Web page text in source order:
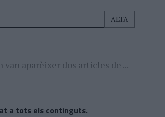
aparèixer dos articles de ...
a tots els continguts.